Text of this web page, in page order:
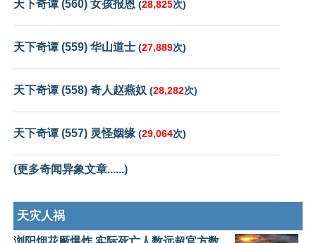
天下奇谭 (560) 女孩报恩 (28,825次)
天下奇谭 (559) 华山道士 (27,889次)
天下奇谭 (558) 奇人赵燕奴 (28,282次)
天下奇谭 (557) 灵怪姻缘 (29,064次)
(更多奇闻异象文章......)
天灾人祸